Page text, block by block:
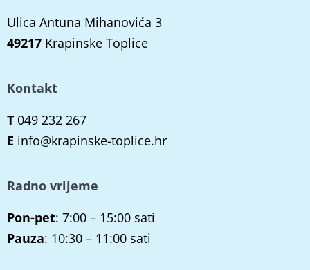
Ulica Antuna Mihanovića 3
49217 Krapinske Toplice
Kontakt
T 049 232 267
E info@krapinske-toplice.hr
Radno vrijeme
Pon-pet: 7:00 – 15:00 sati
Pauza: 10:30 – 11:00 sati